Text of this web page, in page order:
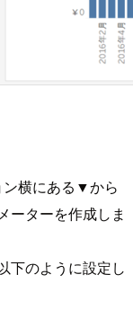
ン横にある▼から
ーターを作成しま
下のように設定し